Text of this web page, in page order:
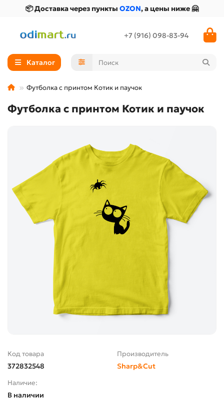
📦 Доставка через пункты OZON, а цены ниже 🤗
+7 (916) 098-83-94
Каталог
Футболка с принтом Котик и паучок
Футболка с принтом Котик и паучок
Код товара
372832548
Производитель
Sharp&Cut
Наличие:
В наличии